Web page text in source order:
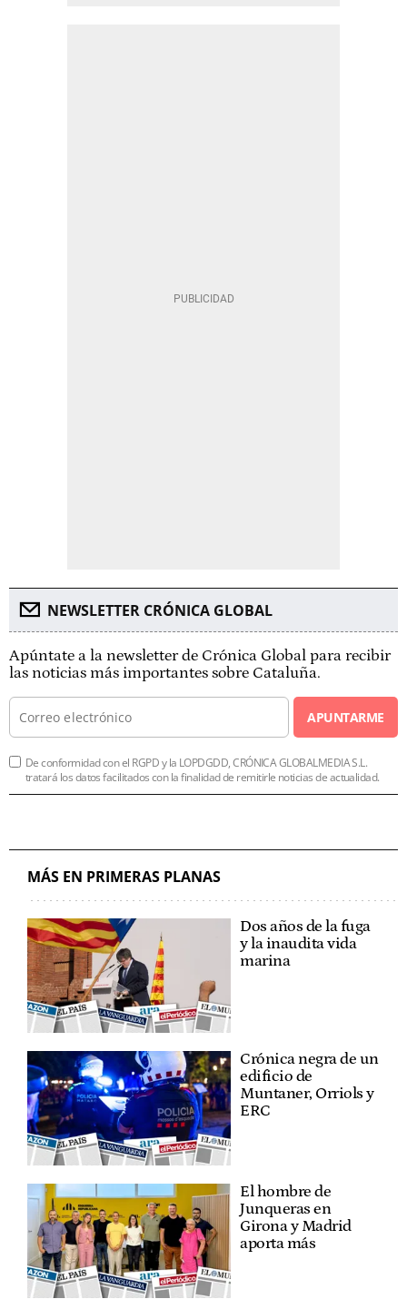
NEWSLETTER CRÓNICA GLOBAL
Apúntate a la newsletter de Crónica Global para recibir
las noticias más importantes sobre Cataluña.
APUNTARME
De conformidad con el RGPD y la LOPDGDD, CRÓNICA GLOBALMEDIA S.L.
tratará los datos facilitados con la finalidad de remitirle noticias de actualidad.
MÁS EN PRIMERAS PLANAS
Dos años de la fuga
y la inaudita vida
marina
Crónica negra de un
edificio de
Muntaner, Orriols y
ERC
El hombre de
Junqueras en
Girona y Madrid
aporta más